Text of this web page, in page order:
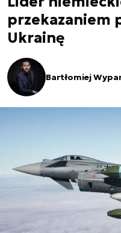
przekazaniem
Ukrainę
Bartłomiej